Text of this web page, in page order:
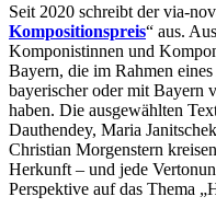
Seit 2020 schreibt der via-
Kompositionspreis“ aus.
Komponistinnen und
Bayern, die im Rahmen
bayerischer oder mit Bayern
haben. Die ausgewählten
Dauthendey, Maria
Christian Morgenstern
Herkunft – und jede
Perspektive auf das Thema